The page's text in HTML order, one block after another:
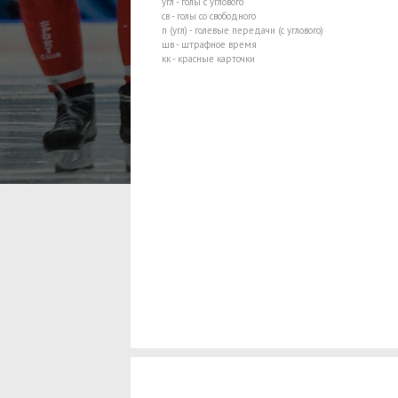
св - голы со свободного
п (угл) - голевые передачи (с углового)
шв - штрафное время
кк - красные карточки